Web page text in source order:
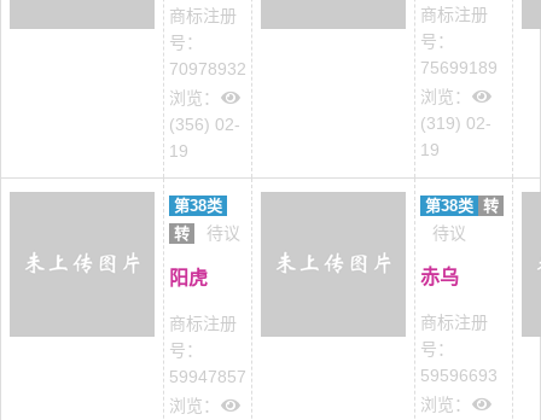
商标注册
号：
70978932
浏览：
(356) 02-
19
商标注册
号：
75699189
浏览：
(319) 02-
19
第38类
转
待议
阳虎
商标注册
号：
59947857
浏览：
第38类 转
待议
赤乌
商标注册
号：
59596693
浏览：